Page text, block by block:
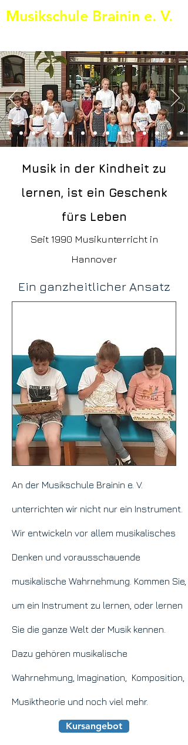
Musikschule Brainin e. V.
Musik in der Kindheit zu
lernen, ist ein Geschenk
fürs Leben
Seit 1990 Musikunterricht in
Hannover
Ein ganzheitlicher Ansatz
An der Musikschule Brainin e. V.
unterrichten wir nicht nur ein Instrument.
Wir entwickeln vor allem musikalisches
Denken und vorausschauende
musikalische Wahrnehmung. Kommen Sie,
um ein Instrument zu lernen, oder lernen
Sie die ganze Welt der Musik kennen.
Dazu gehören musikalische
Wahrnehmung, Imagination, Komposition,
Musiktheorie und noch viel mehr.
Kursangebot